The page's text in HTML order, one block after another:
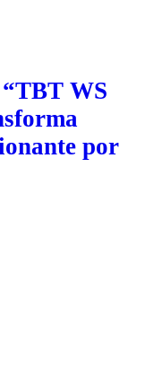
WS
por